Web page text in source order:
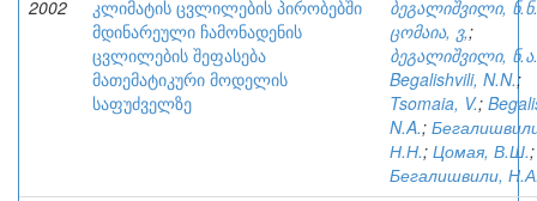
2002
კლიმატის ცვლილების პირობებში
მდინარეული ჩამონადენის
ცვლილების შეფასება
მათემატიკური მოდელის
საფუძველზე
ბეგალიშვილი, ნ.ნ.
ცომაია, ვ,;
ბეგალიშვილი, ნ.ა.
Begalishvili, N.N.;
Tsomaia, V.;
N.A.;
Н.Н.; Цомая, В.Ш.;
Бегалишвили,